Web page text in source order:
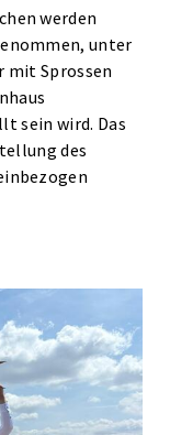
werden
unter
mit Sprossen
sein wird. Das
des